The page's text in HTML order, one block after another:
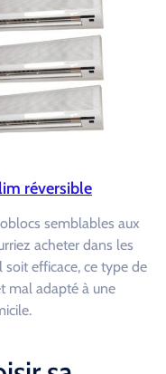
réversible
semblables aux
acheter dans les
soit efficace, ce type de
mal adapté à une